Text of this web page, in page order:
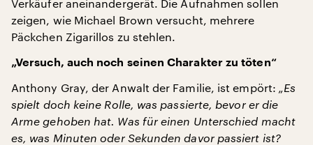
Verkäufer aneinandergerät. Die Aufnahmen sollen
zeigen, wie Michael Brown versucht, mehrere
Päckchen Zigarillos zu stehlen.
„Versuch, auch noch seinen Charakter zu töten“
Anthony Gray, der Anwalt der Familie, ist empört: „Es
spielt doch keine Rolle, was passierte, bevor er die
Arme gehoben hat. Was für einen Unterschied macht
es, was Minuten oder Sekunden davor passiert ist?